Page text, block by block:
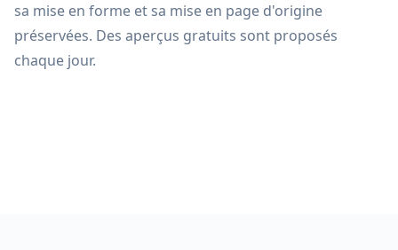
sa mise en forme et sa mise en page d'origine
préservées. Des aperçus gratuits sont proposés
chaque jour.